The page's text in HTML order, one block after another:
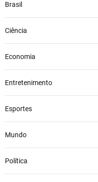
Brasil
Ciência
Economia
Entretenimento
Esportes
Mundo
Política